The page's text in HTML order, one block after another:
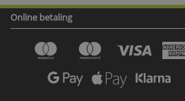
Online betaling